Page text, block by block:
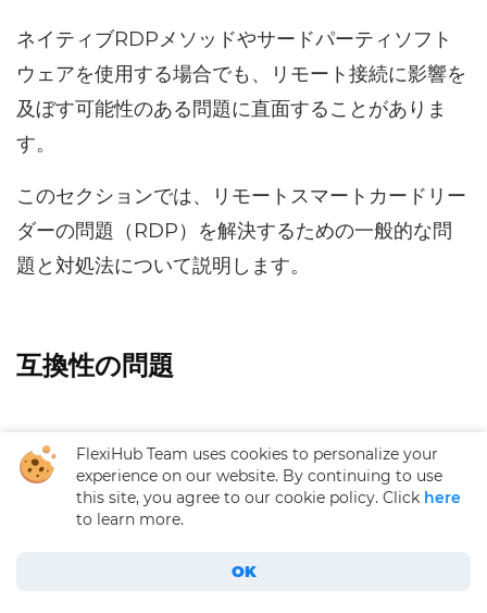
FlexiHub Team uses cookies to personalize your
experience on our website. By continuing to use
this site, you agree to our cookie policy. Click here
to learn more.
OK
ネイティブRDPメソッドやサードパーティソフト
ウェアを使用する場合でも、リモート接続に影響を
及ぼす可能性のある問題に直面することがありま
す。
このセクションでは、リモートスマートカードリー
ダーの問題（RDP）を解決するための一般的な問
題と対処法について説明します。
互換性の問題
ハードウェアの互換性
多くのスマートカードリーダーはリモートアク
セス方法と互換性がありません。 例えば、最新